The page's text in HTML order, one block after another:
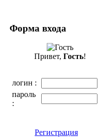
Форма входа
Привет, Гость!
логин :
пароль
:
Регистрация